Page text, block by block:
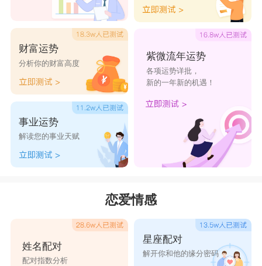
财富运势
分析你的财富高度
事业运势
解读您的事业天赋
紫微流年运势
各项运势详批，
新的一年新的机遇！
恋爱情感
姓名配对
配对指数分析
星座配对
解开你和他的缘分密码